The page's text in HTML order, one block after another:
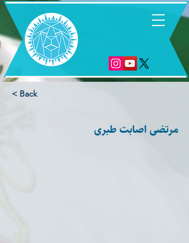
< Back
مرتضی اصابت طبری